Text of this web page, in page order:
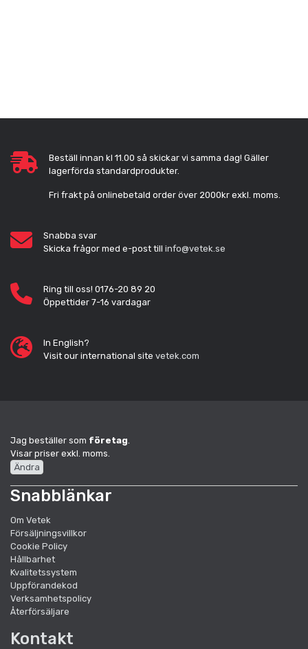
Beställ innan kl 11.00 så skickar vi samma dag! Gäller
lagerförda standardprodukter.
Fri frakt på onlinebetald order över 2000kr exkl. moms.
Snabba svar
Skicka frågor med e-post till info@vetek.se
Ring till oss! 0176-20 89 20
Öppettider 7-16 vardagar
In English?
Visit our international site vetek.com
Jag beställer som företag
Visar priser exkl. moms.
Ändra
Snabblänkar
Om Vetek
Försäljningsvillkor
Cookie Policy
Hållbarhet
Kvalitetssystem
Uppförandekod
Verksamhetspolicy
Återförsäljare
Kontakt